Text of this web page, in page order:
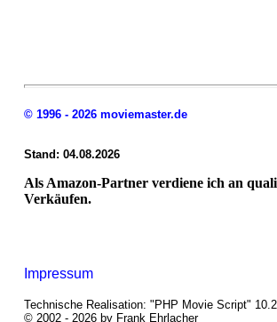
© 1996 - 2026 moviemaster.de
Stand: 04.08.2026
Als Amazon-Partner verdiene ich an
Verkäufen.
Impressum
Technische Realisation: "PHP Movie Script"
© 2002 - 2026 by Frank Ehrlacher